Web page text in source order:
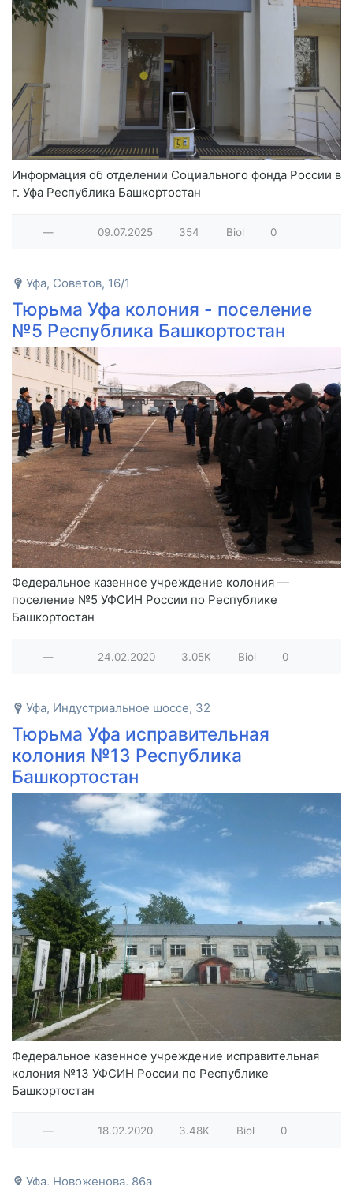
Информация об отделении Социального фонда России в
г. Уфа Республика Башкортостан
— 09.07.2025 354 Biol 0
Уфа, Советов, 16/1
Тюрьма Уфа колония - поселение
№5 Республика Башкортостан
Федеральное казенное учреждение колония —
поселение №5 УФСИН России по Республике
Башкортостан
— 24.02.2020 3.05K Biol 0
Уфа, Индустриальное шоссе, 32
Тюрьма Уфа исправительная
колония №13 Республика
Башкортостан
Федеральное казенное учреждение исправительная
колония №13 УФСИН России по Республике
Башкортостан
— 18.02.2020 3.48K Biol 0
Уфа, Новоженова, 86а